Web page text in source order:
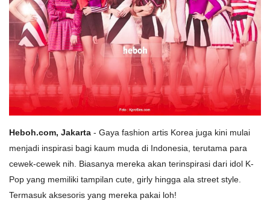
Heboh.com, Jakarta - Gaya fashion artis Korea juga kini mulai
menjadi inspirasi bagi kaum muda di Indonesia, terutama para
cewek-cewek nih. Biasanya mereka akan terinspirasi dari idol K-
Pop yang memiliki tampilan cute, girly hingga ala street style.
Termasuk aksesoris yang mereka pakai loh!